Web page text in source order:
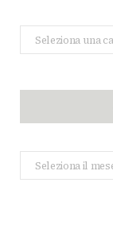
Categorie
Archivio
Articoli